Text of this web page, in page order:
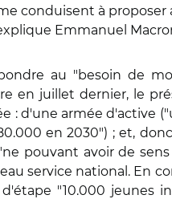
conduisent à
Emmanuel
au "besoin de
en juillet dernier, le
: d'une armée d'active
en 2030") ; et,
pouvant avoir de
service national. En
"10.000 jeunes